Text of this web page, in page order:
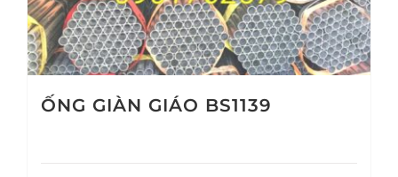
ỐNG GIÀN GIÁO BS1139